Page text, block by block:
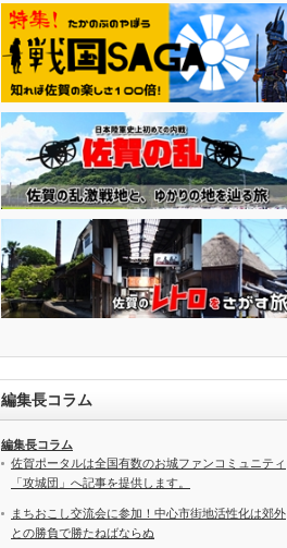
編集長コラム
編集長コラム
佐賀ポータルは全国有数のお城ファンコミュニティ
「攻城団」へ記事を提供します。
まちおこし交流会に参加！中心市街地活性化は郊外
との勝負で勝たねばならぬ